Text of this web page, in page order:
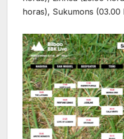
horas), Sukumons (03.00